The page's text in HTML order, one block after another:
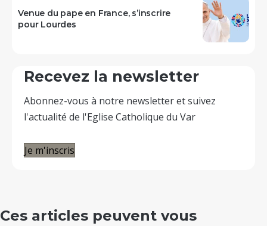
Venue du pape en France, s’inscrire
pour Lourdes
Recevez la newsletter
Abonnez-vous à notre newsletter et suivez
l'actualité de l'Eglise Catholique du Var
Je m'inscris
Ces articles peuvent vous